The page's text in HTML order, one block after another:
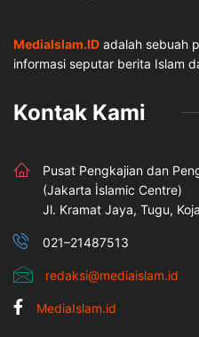
MediaIslam.ID adalah sebuah
informasi seputar berita Islam
Kontak Kami
Pusat Pengkajian dan
(Jakarta İslamic Centre)
Jl. Kramat Jaya, Tugu,
021–21487513
redaksi@mediaislam.id
MediaIslam.id